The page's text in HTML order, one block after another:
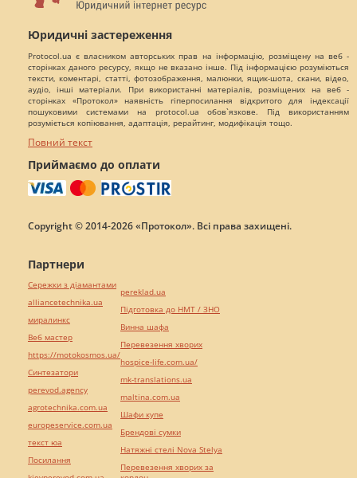
Юридичні застереження
Protocol.ua є власником авторських прав на інформацію, розміщену на веб -
сторінках даного ресурсу, якщо не вказано інше. Під інформацією розуміються
тексти, коментарі, статті, фотозображення, малюнки, ящик-шота, скани, відео,
аудіо, інші матеріали. При використанні матеріалів, розміщених на веб -
сторінках «Протокол» наявність гіперпосилання відкритого для індексації
пошуковими системами на protocol.ua обов`язкове. Під використанням
розуміється копіювання, адаптація, рерайтинг, модифікація тощо.
Повний текст
Приймаємо до оплати
Copyright © 2014-2026 «Протокол». Всі права захищені.
Партнери
Сережки з діамантами
alliancetechnika.ua
миралинкс
Веб мастер
https://motokosmos.ua/
Синтезатори
perevod.agency
agrotechnika.com.ua
europeservice.com.ua
текст юа
Посилання
pereklad.ua
Підготовка до НМТ / ЗНО
Винна шафа
Перевезення хворих
hospice-life.com.ua/
mk-translations.ua
maltina.com.ua
Шафи купе
Брендові сумки
Натяжні стелі Nova Stelya
Перевезення хворих за